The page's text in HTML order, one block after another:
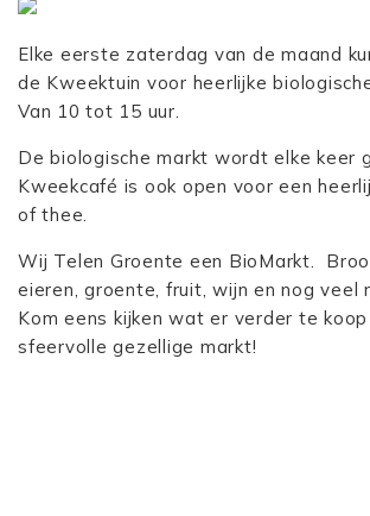
Elke eerste zaterdag van de maand
de Kweektuin voor heerlijke
Van 10 tot 15 uur.
De biologische markt wordt elke keer
Kweekcafé is ook open voor een
of thee.
Wij Telen Groente een BioMarkt.
eieren, groente, fruit, wijn en nog veel
Kom eens kijken wat er verder te
sfeervolle gezellige markt!